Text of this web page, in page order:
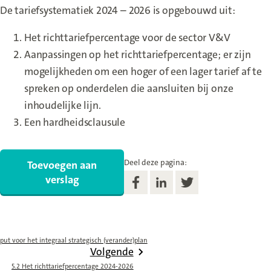
De tariefsystematiek 2024 – 2026 is opgebouwd uit:
Het richttariefpercentage voor de sector V&V
Aanpassingen op het richttariefpercentage; er zijn
mogelijkheden om een hoger of een lager tarief af te
spreken op onderdelen die aansluiten bij onze
inhoudelijke lijn.
Een hardheidsclausule
Toevoegen aan
verslag
Deel deze pagina:
Volgende
5.2 Het richttariefpercentage 2024-2026
voor het integraal strategisch (verander)plan